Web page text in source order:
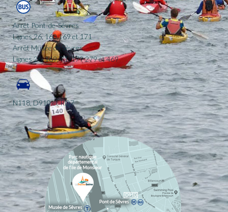
Arrêt Pont-de-Sèvres
Lignes 26, 160,169 et 171
Arrêt Musée de Sèvres
Lignes 26, 169, 71, 179 279 et 469
N118, D910 et RD7